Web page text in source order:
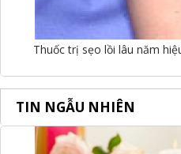
Thuốc trị sẹo lồi lâu năm
TIN NGẪU NHIÊN